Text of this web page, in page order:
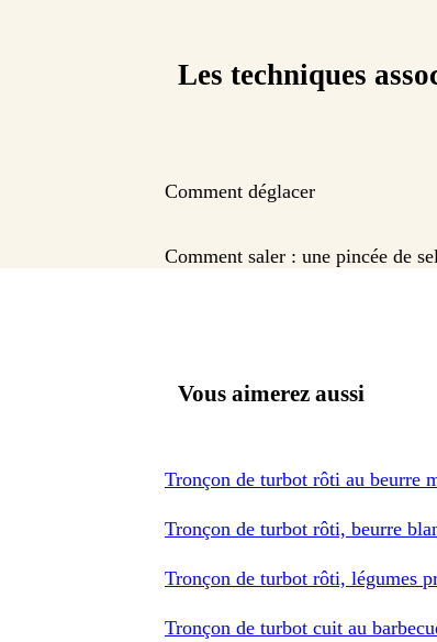
Les techniques
Comment déglacer
Comment saler : une pincée de
Vous aimerez aussi
Tronçon de turbot rôti au beurre
Tronçon de turbot rôti, beurre
Tronçon de turbot rôti, légumes
Tronçon de turbot cuit au